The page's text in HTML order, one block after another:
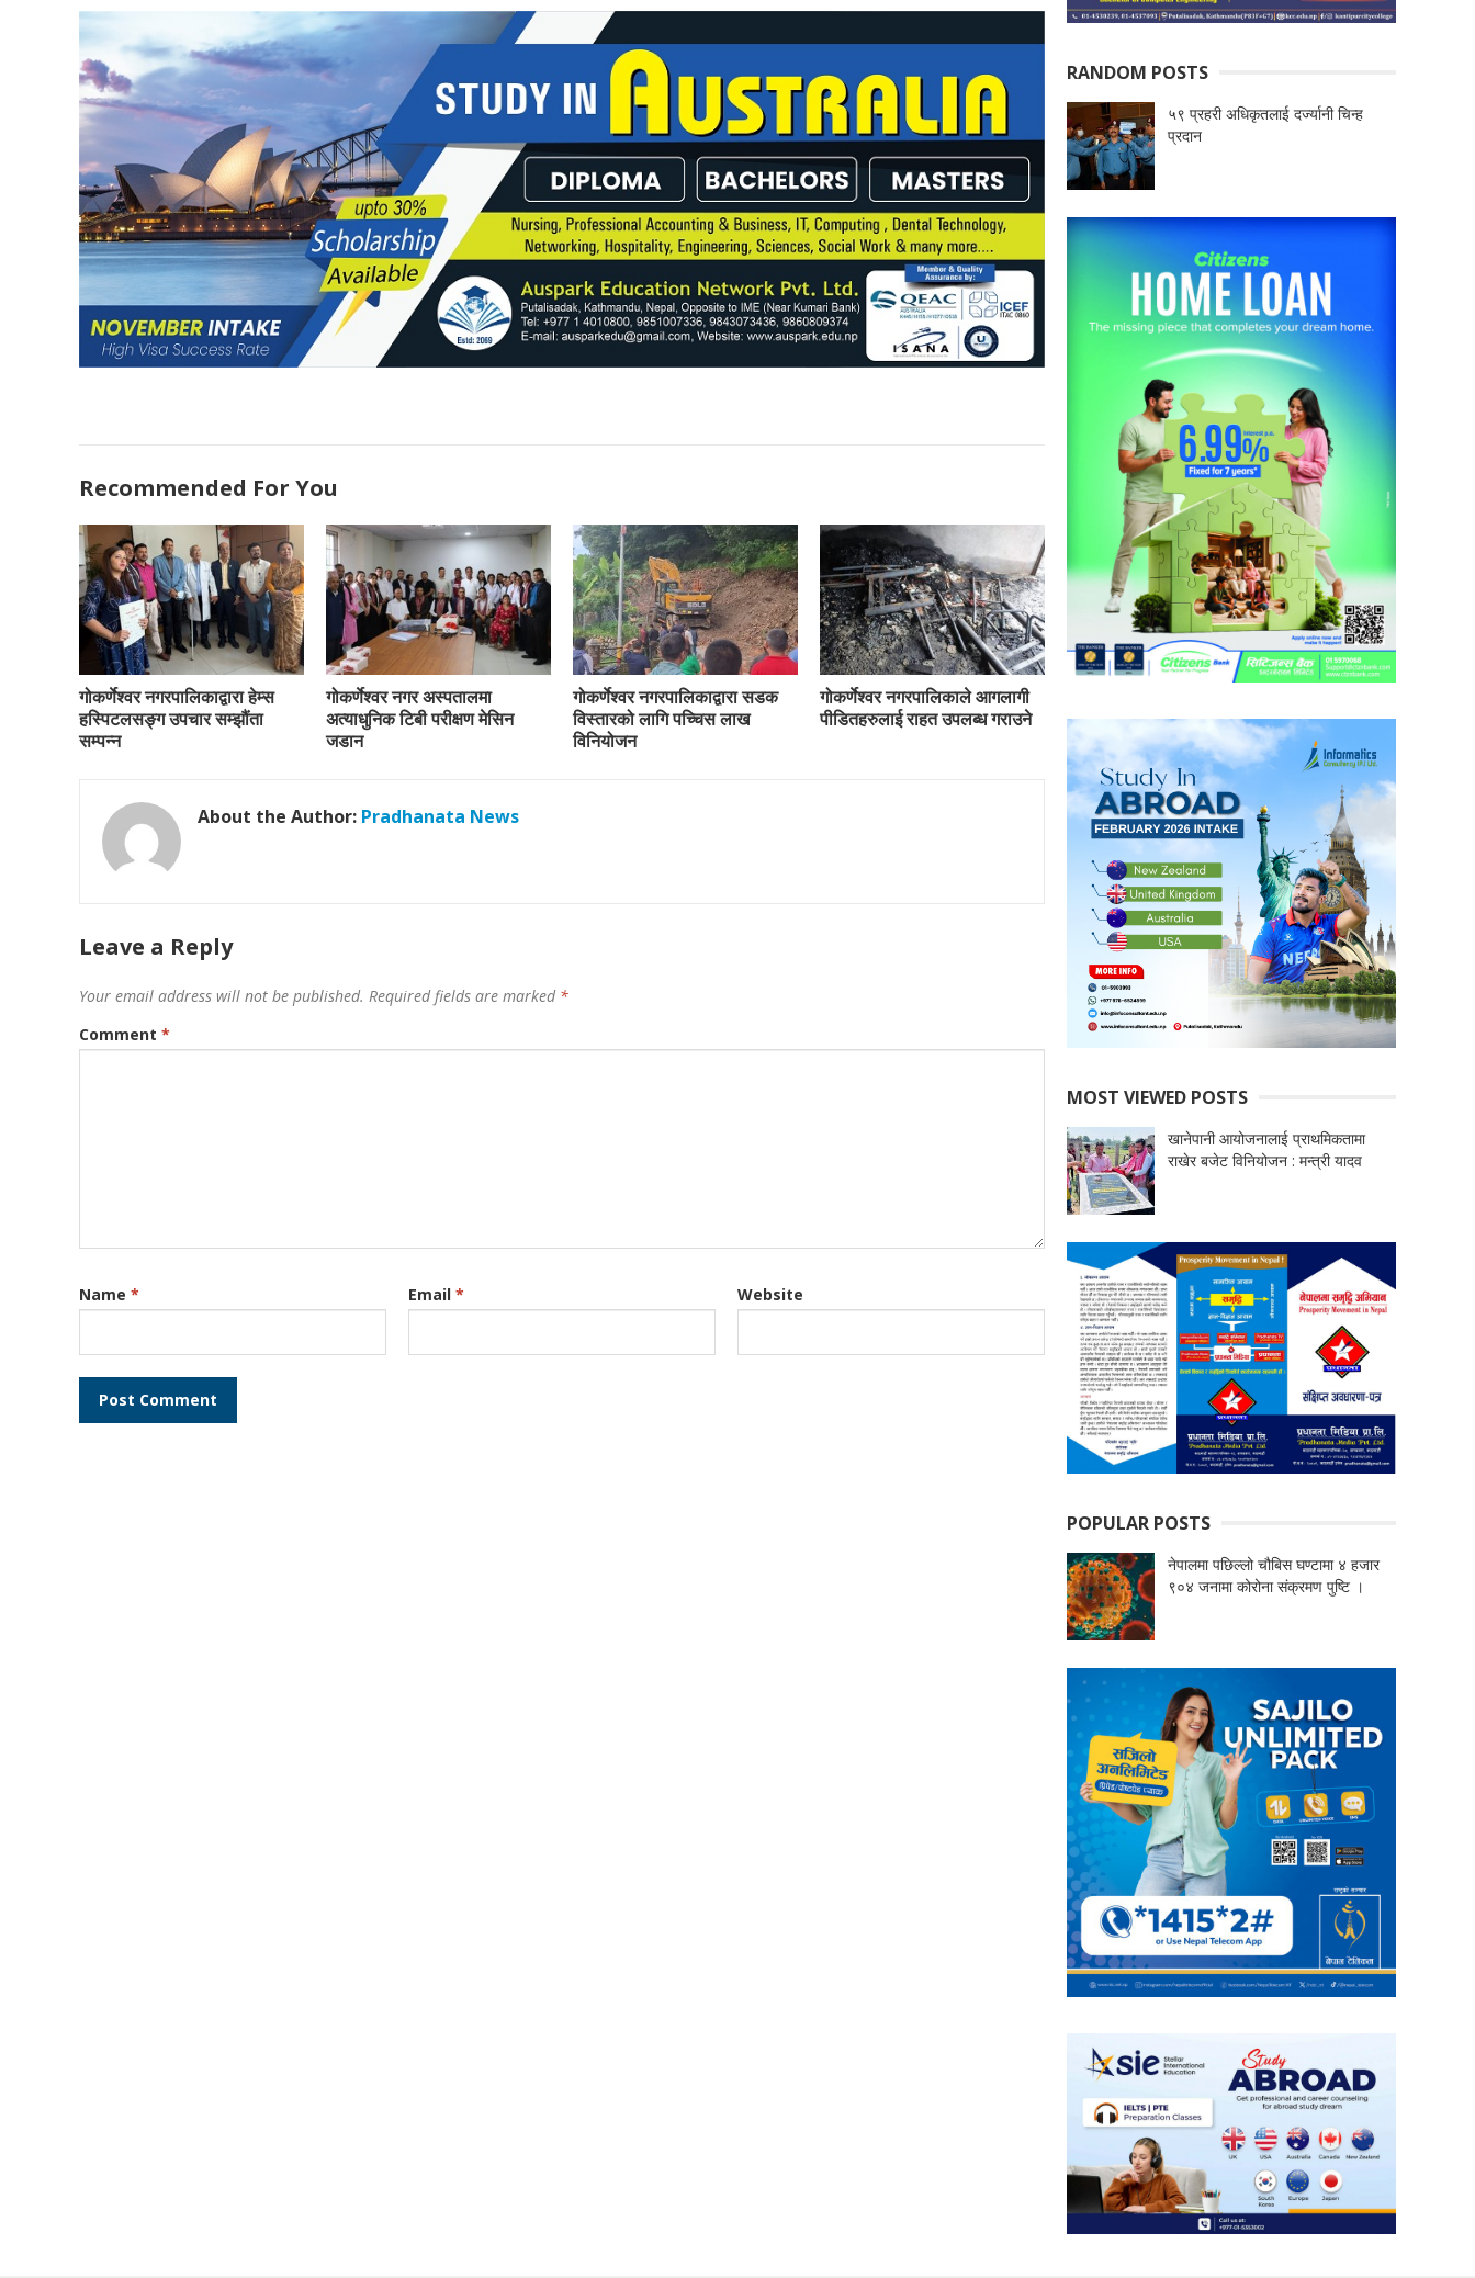
Recommended For You
गोकर्णेश्वर नगरपालिकाद्वारा हेम्स
हस्पिटलसङ्ग उपचार सम्झौंता
सम्पन्न
गोकर्णेश्वर नगर अस्पतालमा
अत्याधुनिक टिबी परीक्षण मेसिन
जडान
गोकर्णेश्वर नगरपालिकाद्वारा सडक
विस्तारको लागि पच्चिस लाख
विनियोजन
गोकर्णेश्वर नगरपालिकाले आगलागी
पीडितहरुलाई राहत उपलब्ध गराउने
About the Author: Pradhanata News
Leave a Reply
Your email address will not be published. Required fields are marked *
Comment *
Name * Email * Website
RANDOM POSTS
५९ प्रहरी अधिकृतलाई दर्ज्यानी चिन्ह
प्रदान
MOST VIEWED POSTS
खानेपानी आयोजनालाई प्राथमिकतामा
राखेर बजेट विनियोजन : मन्त्री यादव
POPULAR POSTS
नेपालमा पछिल्लो चौबिस घण्टामा ४ हजार
९०४ जनामा कोरोना संक्रमण पुष्टि ।